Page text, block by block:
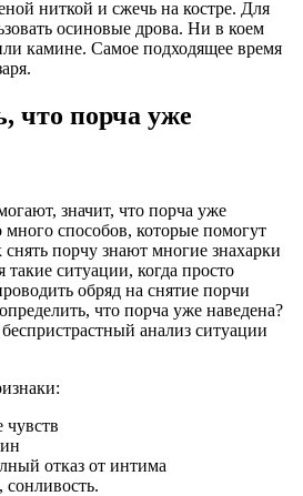
ниткой и сжечь на костре. Для
осиновые дрова. Ни в коем
камине. Самое подходящее время
что порча уже
значит, что порча уже
много способов, которые помогут
порчу знают многие знахарки
ситуации, когда просто
обряд на снятие порчи
что порча уже наведена?
анализ ситуации
чувств
отказ от интима
сонливость.